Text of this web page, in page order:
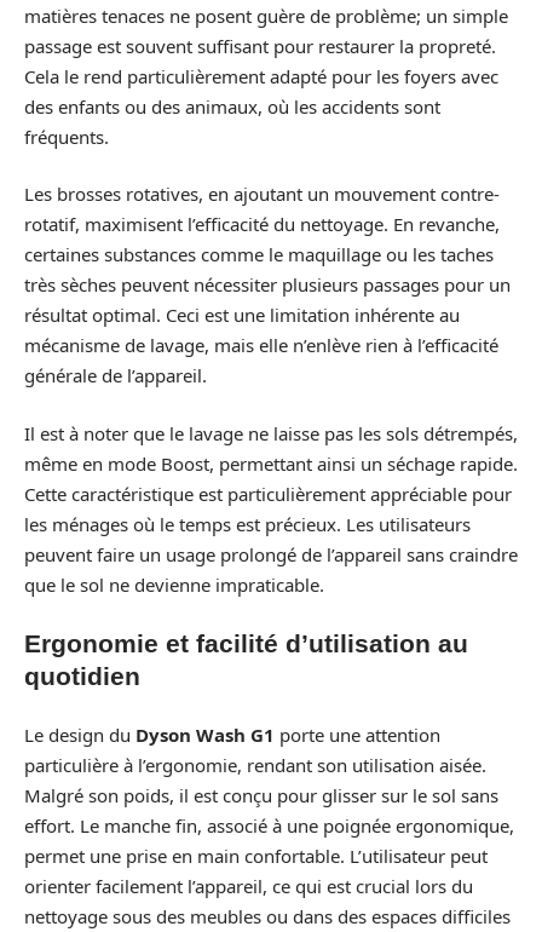
matières tenaces ne posent guère de problème; un simple
passage est souvent suffisant pour restaurer la propreté.
Cela le rend particulièrement adapté pour les foyers avec
des enfants ou des animaux, où les accidents sont
fréquents.
Les brosses rotatives, en ajoutant un mouvement contre-
rotatif, maximisent l’efficacité du nettoyage. En revanche,
certaines substances comme le maquillage ou les taches
très sèches peuvent nécessiter plusieurs passages pour un
résultat optimal. Ceci est une limitation inhérente au
mécanisme de lavage, mais elle n’enlève rien à l’efficacité
générale de l’appareil.
Il est à noter que le lavage ne laisse pas les sols détrempés,
même en mode Boost, permettant ainsi un séchage rapide.
Cette caractéristique est particulièrement appréciable pour
les ménages où le temps est précieux. Les utilisateurs
peuvent faire un usage prolongé de l’appareil sans craindre
que le sol ne devienne impraticable.
Ergonomie et facilité d’utilisation au
quotidien
Le design du Dyson Wash G1 porte une attention
particulière à l’ergonomie, rendant son utilisation aisée.
Malgré son poids, il est conçu pour glisser sur le sol sans
effort. Le manche fin, associé à une poignée ergonomique,
permet une prise en main confortable. L’utilisateur peut
orienter facilement l’appareil, ce qui est crucial lors du
nettoyage sous des meubles ou dans des espaces difficiles